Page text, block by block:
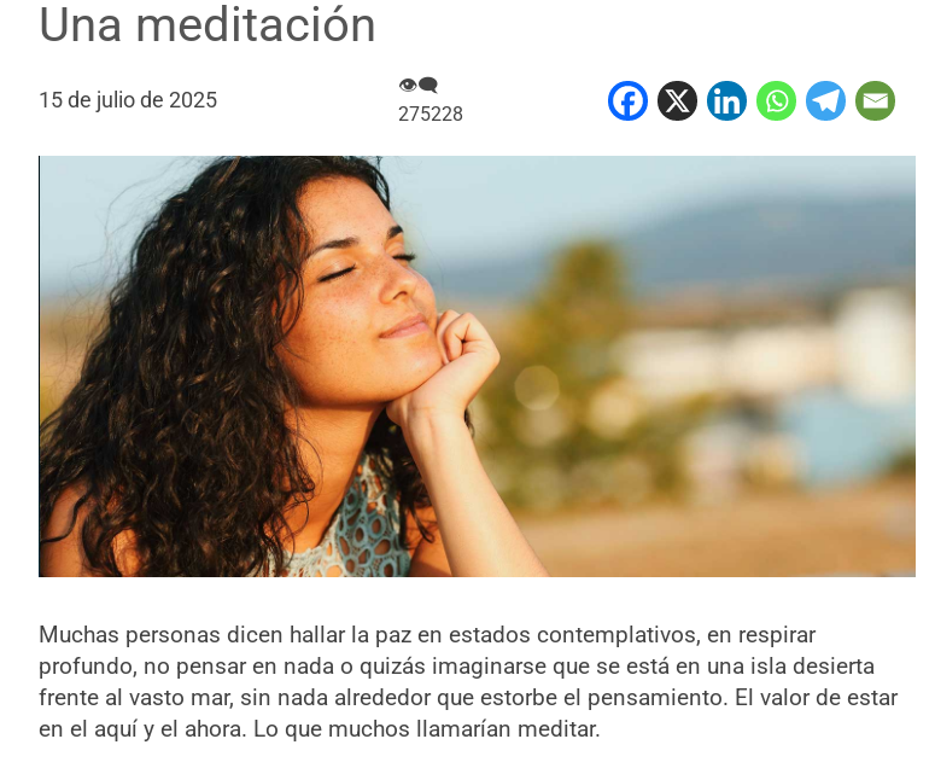
Una meditación
15 de julio de 2025
👁‍🗨
275228
Muchas personas dicen hallar la paz en estados contemplativos, en respirar
profundo, no pensar en nada o quizás imaginarse que se está en una isla desierta
frente al vasto mar, sin nada alrededor que estorbe el pensamiento. El valor de estar
en el aquí y el ahora. Lo que muchos llamarían meditar.